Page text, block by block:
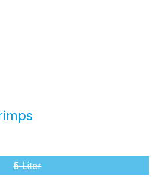
5 Liter
(Diese Option ist zurzeit nicht